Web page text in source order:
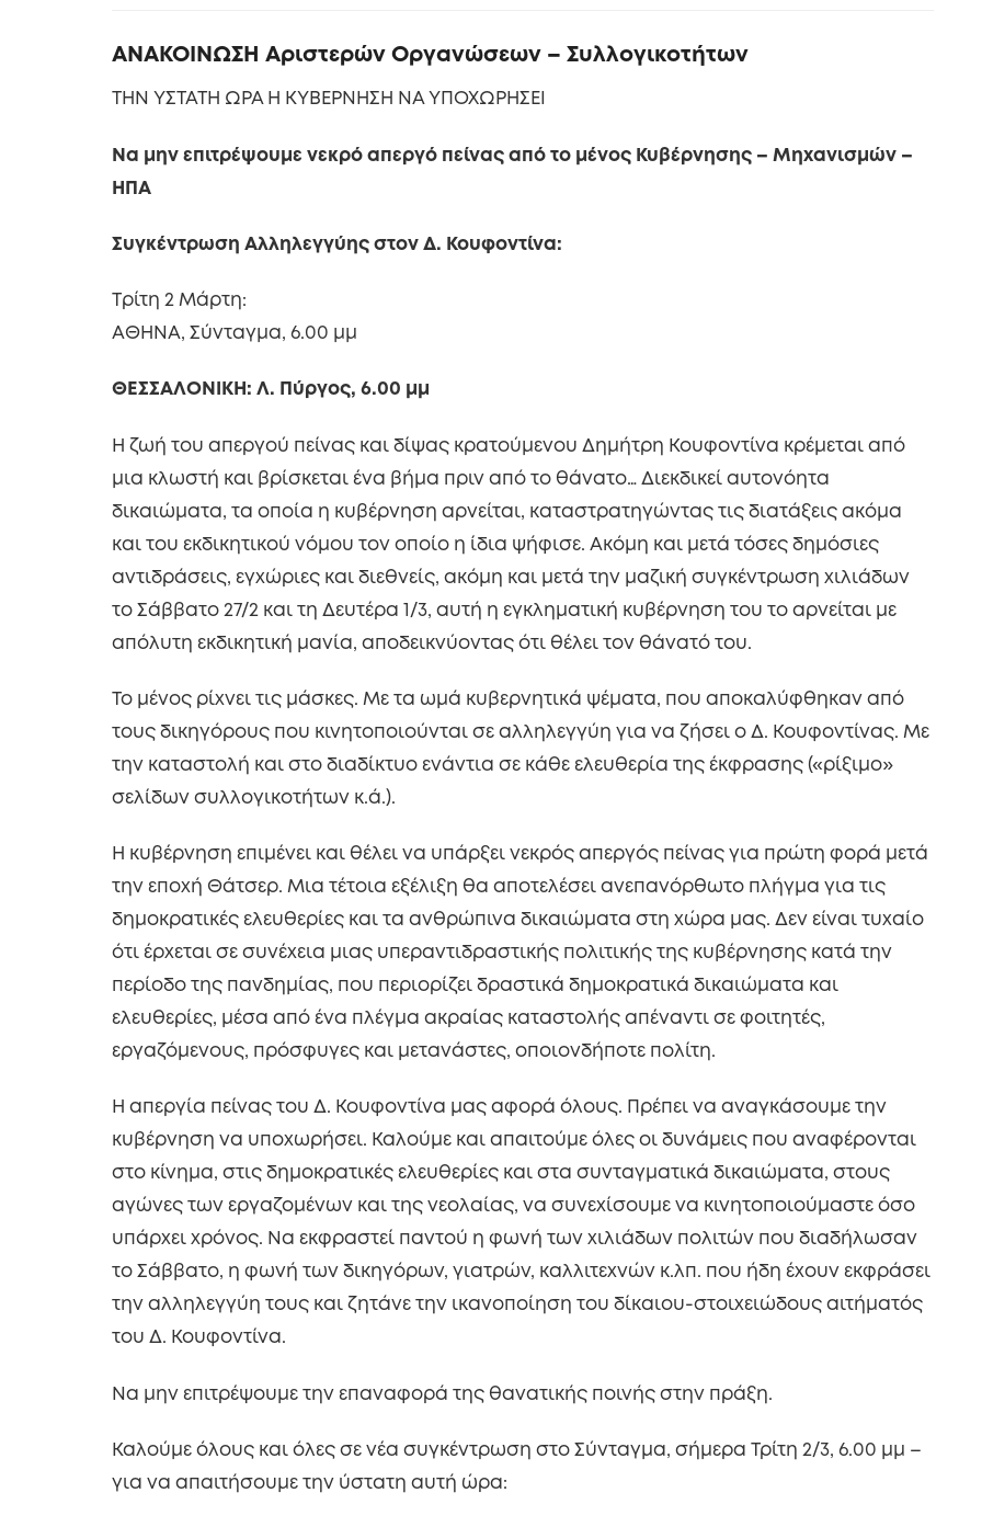
ΑΝΑΚΟΙΝΩΣΗ Αριστερών Οργανώσεων – Συλλογικοτήτων
ΤΗΝ ΥΣΤΑΤΗ ΩΡΑ Η ΚΥΒΕΡΝΗΣΗ ΝΑ ΥΠΟΧΩΡΗΣΕΙ
Να μην επιτρέψουμε νεκρό απεργό πείνας από το μένος Κυβέρνησης – Μηχανισμών –
ΗΠΑ
Συγκέντρωση Αλληλεγγύης στον Δ. Κουφοντίνα:
Tρίτη 2 Μάρτη:
ΑΘΗΝΑ, Σύνταγμα, 6.00 μμ
ΘΕΣΣΑΛΟΝΙΚΗ: Λ. Πύργος, 6.00 μμ
Η ζωή του απεργού πείνας και δίψας κρατούμενου Δημήτρη Κουφοντίνα κρέμεται από
μια κλωστή και βρίσκεται ένα βήμα πριν από το θάνατο… Διεκδικεί αυτονόητα
δικαιώματα, τα οποία η κυβέρνηση αρνείται, καταστρατηγώντας τις διατάξεις ακόμα
και του εκδικητικού νόμου τον οποίο η ίδια ψήφισε. Ακόμη και μετά τόσες δημόσιες
αντιδράσεις, εγχώριες και διεθνείς, ακόμη και μετά την μαζική συγκέντρωση χιλιάδων
το Σάββατο 27/2 και τη Δευτέρα 1/3, αυτή η εγκληματική κυβέρνηση του το αρνείται με
απόλυτη εκδικητική μανία, αποδεικνύοντας ότι θέλει τον θάνατό του.
Το μένος ρίχνει τις μάσκες. Με τα ωμά κυβερνητικά ψέματα, που αποκαλύφθηκαν από
τους δικηγόρους που κινητοποιούνται σε αλληλεγγύη για να ζήσει ο Δ. Κουφοντίνας. Με
την καταστολή και στο διαδίκτυο ενάντια σε κάθε ελευθερία της έκφρασης («ρίξιμο»
σελίδων συλλογικοτήτων κ.ά.).
Η κυβέρνηση επιμένει και θέλει να υπάρξει νεκρός απεργός πείνας για πρώτη φορά μετά
την εποχή Θάτσερ. Μια τέτοια εξέλιξη θα αποτελέσει ανεπανόρθωτο πλήγμα για τις
δημοκρατικές ελευθερίες και τα ανθρώπινα δικαιώματα στη χώρα μας. Δεν είναι τυχαίο
ότι έρχεται σε συνέχεια μιας υπεραντιδραστικής πολιτικής της κυβέρνησης κατά την
περίοδο της πανδημίας, που περιορίζει δραστικά δημοκρατικά δικαιώματα και
ελευθερίες, μέσα από ένα πλέγμα ακραίας καταστολής απέναντι σε φοιτητές,
εργαζόμενους, πρόσφυγες και μετανάστες, οποιονδήποτε πολίτη.
Η απεργία πείνας του Δ. Κουφοντίνα μας αφορά όλους. Πρέπει να αναγκάσουμε την
κυβέρνηση να υποχωρήσει. Καλούμε και απαιτούμε όλες οι δυνάμεις που αναφέρονται
στο κίνημα, στις δημοκρατικές ελευθερίες και στα συνταγματικά δικαιώματα, στους
αγώνες των εργαζομένων και της νεολαίας, να συνεχίσουμε να κινητοποιούμαστε όσο
υπάρχει χρόνος. Να εκφραστεί παντού η φωνή των χιλιάδων πολιτών που διαδήλωσαν
το Σάββατο, η φωνή των δικηγόρων, γιατρών, καλλιτεχνών κ.λπ. που ήδη έχουν εκφράσει
την αλληλεγγύη τους και ζητάνε την ικανοποίηση του δίκαιου-στοιχειώδους αιτήματός
του Δ. Κουφοντίνα.
Να μην επιτρέψουμε την επαναφορά της θανατικής ποινής στην πράξη.
Καλούμε όλους και όλες σε νέα συγκέντρωση στο Σύνταγμα, σήμερα Τρίτη 2/3, 6.00 μμ –
για να απαιτήσουμε την ύστατη αυτή ώρα: